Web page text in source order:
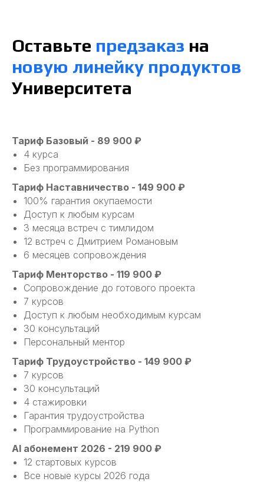
Оставьте предзаказ на
новую линейку продуктов
Университета
Тариф Базовый - 89 900 ₽
4 курса
Без программирования
Тариф Наставничество - 149 900 ₽
100% гарантия окупаемости
Доступ к любым курсам
3 месяца встреч с тимлидом
12 встреч с Дмитрием Романовым
6 месяцев сопровождения
Тариф Менторство - 119 900 ₽
Сопровождение до готового проекта
7 курсов
Доступ к любым необходимым курсам
30 консультаций
Персональный ментор
Тариф Трудоустройство - 149 900 ₽
7 курсов
30 консультаций
4 стажировки
Гарантия трудоустройства
Программирование на Python
AI абонемент 2026 - 219 900 ₽
12 стартовых курсов
Все новые курсы 2026 года